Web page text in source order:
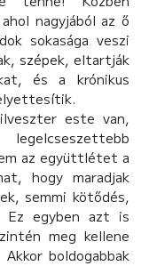
nagyjából az ő
sokasága veszi
szépek, eltartják
és a krónikus
este van,
az együttlétet a
hogy maradjak
semmi kötődés,
Ez egyben azt is
meg kellene
boldogabbak